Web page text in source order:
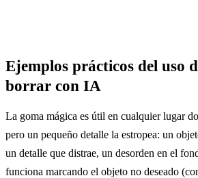
Ejemplos prácticos del uso
borrar con IA
La goma mágica es útil en cualquier lugar
pero un pequeño detalle la estropea: un
un detalle que distrae, un desorden en el
funciona marcando el objeto no deseado